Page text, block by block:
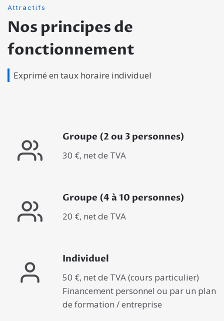
Attractifs
Nos principes de
fonctionnement
Exprimé en taux horaire individuel
Groupe (2 ou 3 personnes)
30 €, net de TVA
Groupe (4 à 10 personnes)
20 €, net de TVA
Individuel
50 €, net de TVA (cours particulier)
Financement personnel ou par un plan
de formation / entreprise